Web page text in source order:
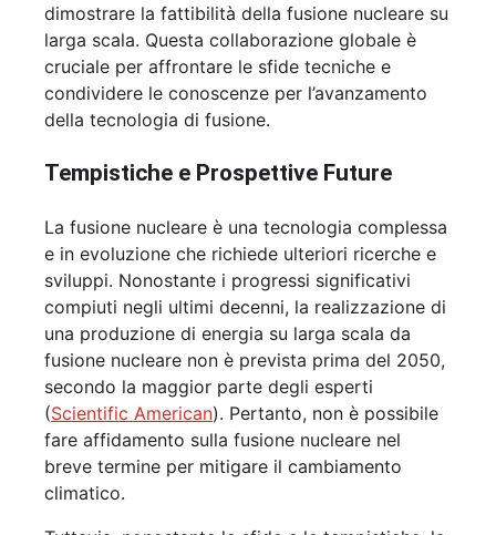
dimostrare la fattibilità della fusione nucleare su
larga scala. Questa collaborazione globale è
cruciale per affrontare le sfide tecniche e
condividere le conoscenze per l’avanzamento
della tecnologia di fusione.
Tempistiche e Prospettive Future
La fusione nucleare è una tecnologia complessa
e in evoluzione che richiede ulteriori ricerche e
sviluppi. Nonostante i progressi significativi
compiuti negli ultimi decenni, la realizzazione di
una produzione di energia su larga scala da
fusione nucleare non è prevista prima del 2050,
secondo la maggior parte degli esperti
(Scientific American). Pertanto, non è possibile
fare affidamento sulla fusione nucleare nel
breve termine per mitigare il cambiamento
climatico.